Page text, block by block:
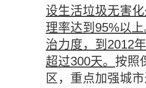
设生活垃圾无害
理率达到95%以
治力度，到2012
超过300天。 按照
区，重点加强城